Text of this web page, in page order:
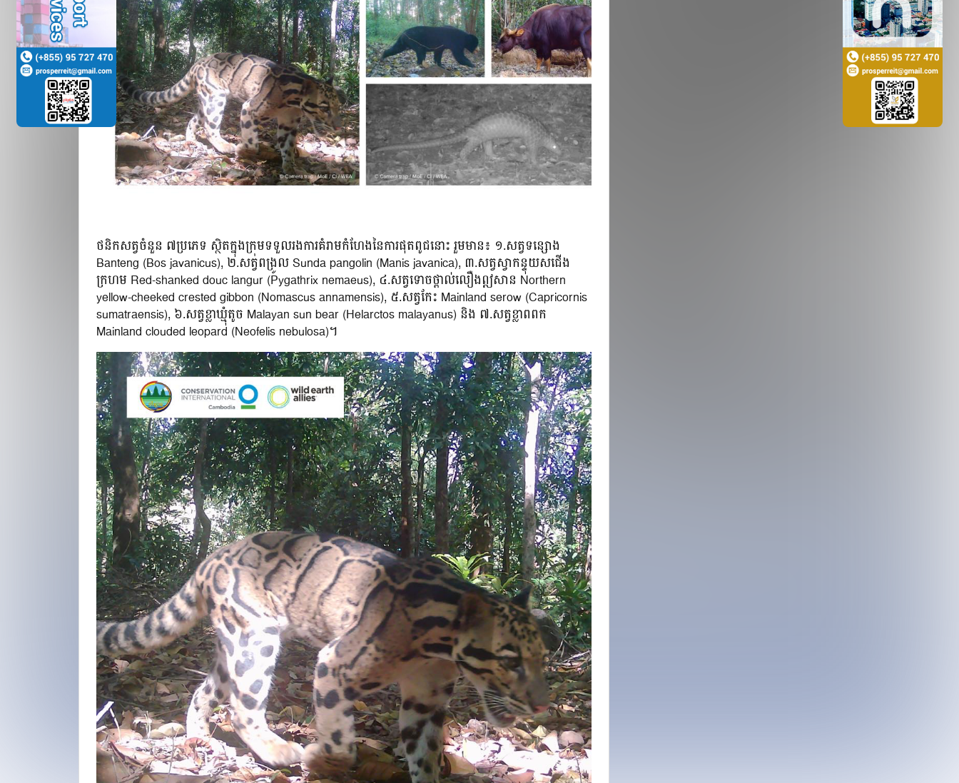
ថនិកសត្វចំនួន ៧ប្រភេទ ស្ថិតក្នុងក្រុមទទួលរងការគំរាមកំហែងនៃការផុតពូជនោះ រួមមាន៖ ១.សត្វទន្សោង
Banteng (Bos javanicus), ២.សត្វពង្រូល Sunda pangolin (Manis javanica), ៣.សត្វស្វាកន្ទុយសជើង
ក្រហម Red-shanked douc langur (Pygathrix nemaeus), ៤.សត្វទោចថ្ពាល់លឿងឦសាន Northern
yellow-cheeked crested gibbon (Nomascus annamensis), ៥.សត្វកែះ Mainland serow (Capricornis
sumatraensis), ៦.សត្វខ្លាឃ្មុំតូច Malayan sun bear (Helarctos malayanus) និង ៧.សត្វខ្លាពពក
Mainland clouded leopard (Neofelis nebulosa)។